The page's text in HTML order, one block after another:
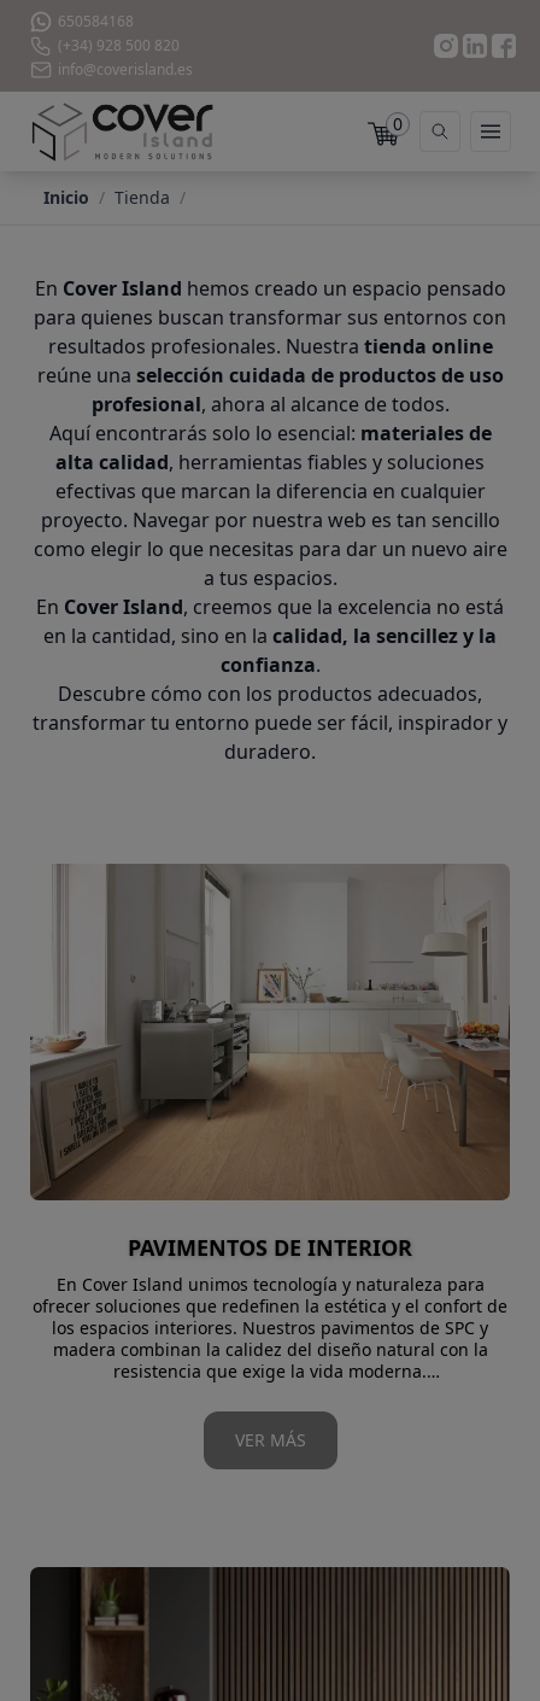
650584168
(+34) 928 500 820
info@coverisland.es
0
Inicio / Tienda /
En Cover Island hemos creado un espacio pensado
para quienes buscan transformar sus entornos con
resultados profesionales. Nuestra tienda online
reúne una selección cuidada de productos de uso
profesional, ahora al alcance de todos.
Aquí encontrarás solo lo esencial: materiales de
alta calidad, herramientas fiables y soluciones
efectivas que marcan la diferencia en cualquier
proyecto. Navegar por nuestra web es tan sencillo
como elegir lo que necesitas para dar un nuevo aire
a tus espacios.
En Cover Island, creemos que la excelencia no está
en la cantidad, sino en la calidad, la sencillez y la
confianza.
Descubre cómo con los productos adecuados,
transformar tu entorno puede ser fácil, inspirador y
duradero.
PAVIMENTOS DE INTERIOR
En Cover Island unimos tecnología y naturaleza para
ofrecer soluciones que redefinen la estética y el confort de
los espacios interiores. Nuestros pavimentos de SPC y
madera combinan la calidez del diseño natural con la
resistencia que exige la vida moderna.
durabilidad, estabilidad dimensional y resistencia a la
humedad, convirtiéndose en la elección ideal para zonas
de alto tránsito o ambientes donde se requiere máxima
belleza de la naturaleza y convierte los interiores en
Con una amplia variedad de colores, formatos y acabados,
los pavimentos de interior Cover Island permiten crear
VER MÁS